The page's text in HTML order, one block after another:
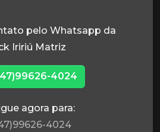
pelo Whatsapp da
Iririú Matriz
4024
agora para:
4024